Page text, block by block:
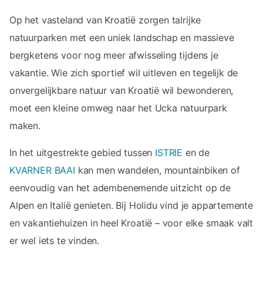
Op het vasteland van Kroatië zorgen talrijke
natuurparken met een uniek landschap en massieve
bergketens voor nog meer afwisseling tijdens je
vakantie. Wie zich sportief wil uitleven en tegelijk de
onvergelijkbare natuur van Kroatië wil bewonderen,
moet een kleine omweg naar het Ucka natuurpark
maken.
In het uitgestrekte gebied tussen ISTRIE en de
KVARNER BAAI kan men wandelen, mountainbiken of
eenvoudig van het adembenemende uitzicht op de
Alpen en Italië genieten. Bij Holidu vind je appartemente
en vakantiehuizen in heel Kroatië – voor elke smaak valt
er wel iets te vinden.